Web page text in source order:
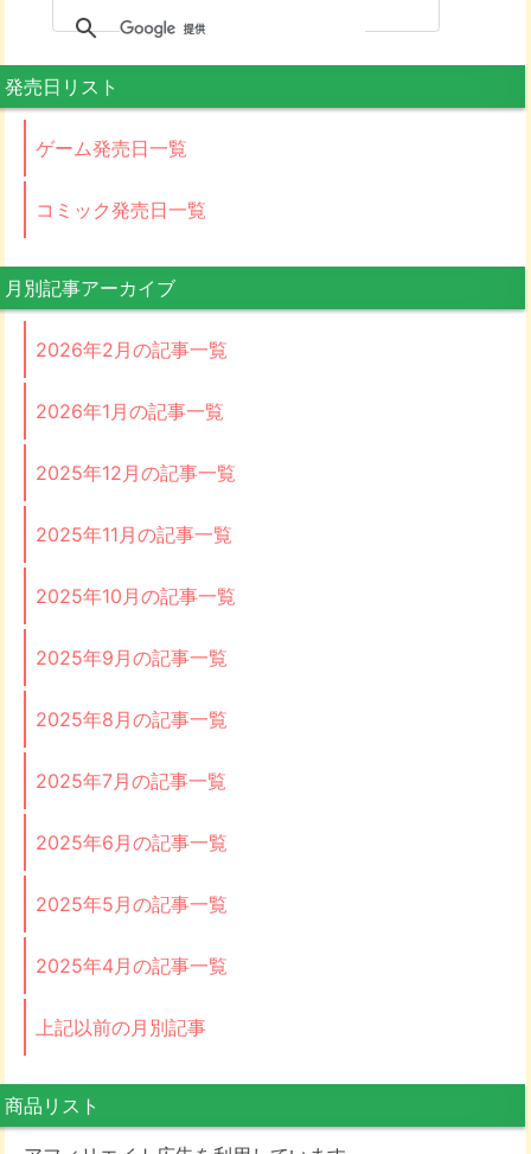
発売日リスト
ゲーム発売日一覧
コミック発売日一覧
月別記事アーカイブ
2026年2月の記事一覧
2026年1月の記事一覧
2025年12月の記事一覧
2025年11月の記事一覧
2025年10月の記事一覧
2025年9月の記事一覧
2025年8月の記事一覧
2025年7月の記事一覧
2025年6月の記事一覧
2025年5月の記事一覧
2025年4月の記事一覧
上記以前の月別記事
商品リスト